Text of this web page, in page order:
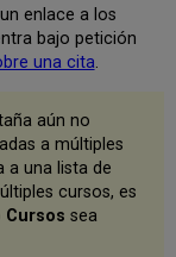
enlace a los
bajo petición
una cita.
aún no
a múltiples
a una lista de
cursos, es
Cursos sea